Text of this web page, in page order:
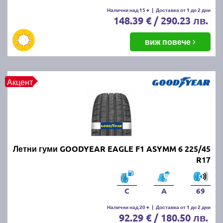
Летните гуми се считат за износени, когато
дълбочината на протектора падне под 1.6 мм.
Въпреки това, за по-добро сцепление и
безопасност се препоръчва смяната им при
дълбочина под 3 мм.
ПРОЧЕТИ ОЩЕ:Има ли закон за зимни гуми в
България?
Можем ли да шофираме със
зимни гуми през лятото?
Въпреки че е законно, не се препоръчва, защото
зимните гуми са направени от по-мека смес, която
се износва по-бързо при високи температури.
Освен това, те имат по-дълъг спирачен път и по-
слабо сцепление на суха и мокра настилка през
Налични над 15 + | Доставка от 1 до 2 дни
148.39 € / 290.23 лв.
виж повече
Акцент
Летни гуми GOODYEAR EAGLE F1 ASYMM 6 225/45
R17
C A 69
Налични над 20 + | Доставка от 1 до 2 дни
92.29 € / 180.50 лв.